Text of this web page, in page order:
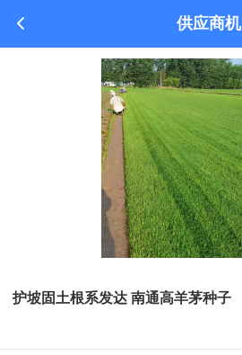
供应商机
护坡固土根系发达 南通高羊茅种子